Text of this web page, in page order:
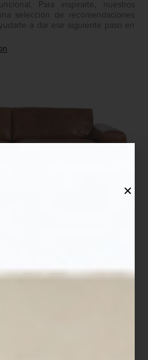
Para inspirarte, nuestros
selección de recomendaciones
a dar ese siguiente paso en